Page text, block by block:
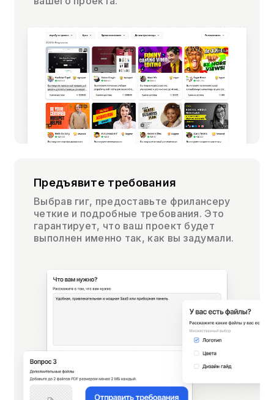
Предъявите требования
Выбрав гиг, предоставьте фрилансеру
четкие и подробные требования. Это
гарантирует, что ваш проект будет
выполнен именно так, как вы задумали.